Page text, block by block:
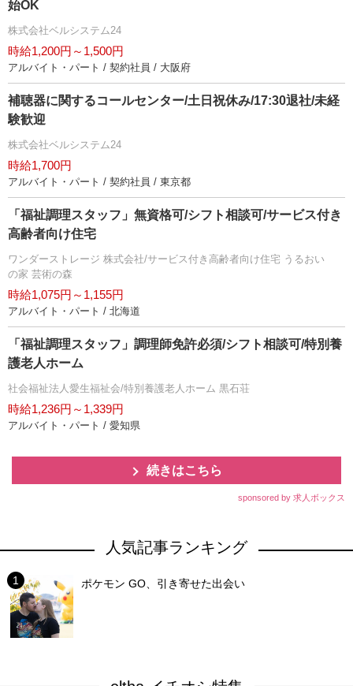
始OK
株式会社ベルシステム24
時給1,200円～1,500円
アルバイト・パート / 契約社員 / 大阪府
補聴器に関するコールセンター/土日祝休み/17:30退社/未経
験歓迎
株式会社ベルシステム24
時給1,700円
アルバイト・パート / 契約社員 / 東京都
「福祉調理スタッフ」無資格可/シフト相談可/サービス付き
高齢者向け住宅
ワンダーストレージ 株式会社/サービス付き高齢者向け住宅 うるおい
の家 芸術の森
時給1,075円～1,155円
アルバイト・パート / 北海道
「福祉調理スタッフ」調理師免許必須/シフト相談可/特別養
護老人ホーム
社会福祉法人愛生福祉会/特別養護老人ホーム 黒石荘
時給1,236円～1,339円
アルバイト・パート / 愛知県
続きはこちら
sponsored by 求人ボックス
人気記事ランキング
ポケモン GO、引き寄せた出会い